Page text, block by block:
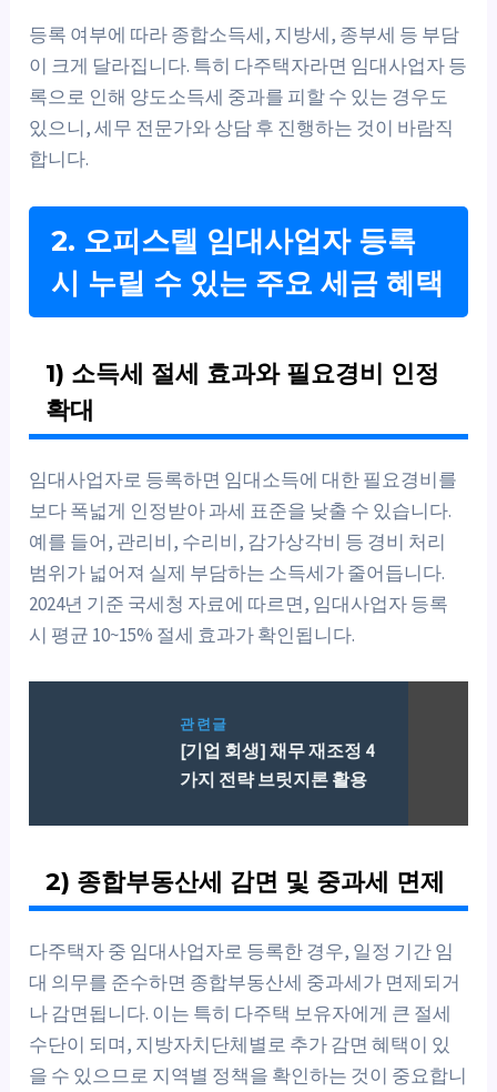
등록 여부에 따라 종합소득세, 지방세, 종부세 등 부담
이 크게 달라집니다. 특히 다주택자라면 임대사업자 등
록으로 인해 양도소득세 중과를 피할 수 있는 경우도
있으니, 세무 전문가와 상담 후 진행하는 것이 바람직
합니다.
2. 오피스텔 임대사업자 등록
시 누릴 수 있는 주요 세금 혜택
1) 소득세 절세 효과와 필요경비 인정
확대
임대사업자로 등록하면 임대소득에 대한 필요경비를
보다 폭넓게 인정받아 과세 표준을 낮출 수 있습니다.
예를 들어, 관리비, 수리비, 감가상각비 등 경비 처리
범위가 넓어져 실제 부담하는 소득세가 줄어듭니다.
2024년 기준 국세청 자료에 따르면, 임대사업자 등록
시 평균 10~15% 절세 효과가 확인됩니다.
관련글
[기업 회생] 채무 재조정 4
가지 전략 브릿지론 활용
2) 종합부동산세 감면 및 중과세 면제
다주택자 중 임대사업자로 등록한 경우, 일정 기간 임
대 의무를 준수하면 종합부동산세 중과세가 면제되거
나 감면됩니다. 이는 특히 다주택 보유자에게 큰 절세
수단이 되며, 지방자치단체별로 추가 감면 혜택이 있
을 수 있으므로 지역별 정책을 확인하는 것이 중요합니